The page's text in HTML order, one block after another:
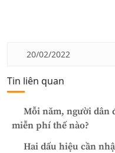
20/02/2022
Tin liên quan
Mỗi năm, người dân
miễn phí thế nào?
Hai dấu hiệu cần